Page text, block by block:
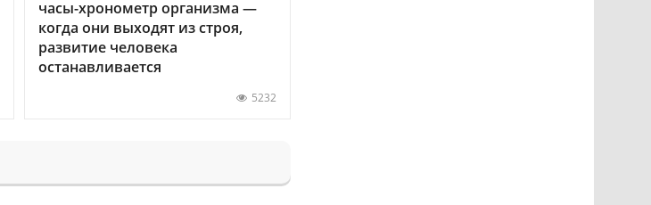
часы-хронометр организма —
когда они выходят из строя,
развитие человека
останавливается
5232